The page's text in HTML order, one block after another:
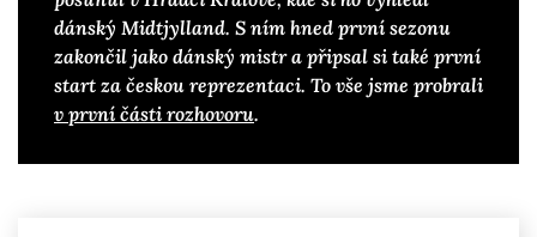
dánský Midtjylland. S ním hned první sezonu
zakončil jako dánský mistr a připsal si také první
start za českou reprezentaci. To vše jsme probrali
v první části rozhovoru.